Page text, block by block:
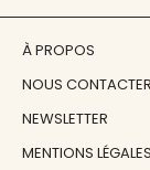
À PROPOS
NOUS CONTACTER
NEWSLETTER
MENTIONS LÉGALES